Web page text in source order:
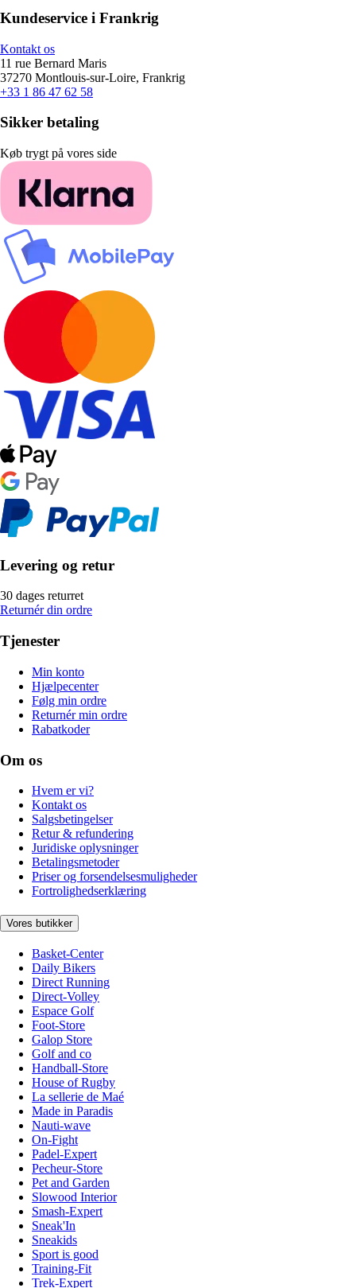
Kundeservice i Frankrig
Kontakt os
11 rue Bernard Maris
37270 Montlouis-sur-Loire, Frankrig
+33 1 86 47 62 58
Sikker betaling
Køb trygt på vores side
Levering og retur
30 dages returret
Returnér din ordre
Tjenester
Min konto
Hjælpecenter
Følg min ordre
Returnér min ordre
Rabatkoder
Om os
Hvem er vi?
Kontakt os
Salgsbetingelser
Retur & refundering
Juridiske oplysninger
Betalingsmetoder
Priser og forsendelsesmuligheder
Fortrolighedserklæring
Vores butikker
Basket-Center
Daily Bikers
Direct Running
Direct-Volley
Espace Golf
Foot-Store
Galop Store
Golf and co
Handball-Store
House of Rugby
La sellerie de Maé
Made in Paradis
Nauti-wave
On-Fight
Padel-Expert
Pecheur-Store
Pet and Garden
Slowood Interior
Smash-Expert
Sneak'In
Sneakids
Sport is good
Training-Fit
Trek-Expert